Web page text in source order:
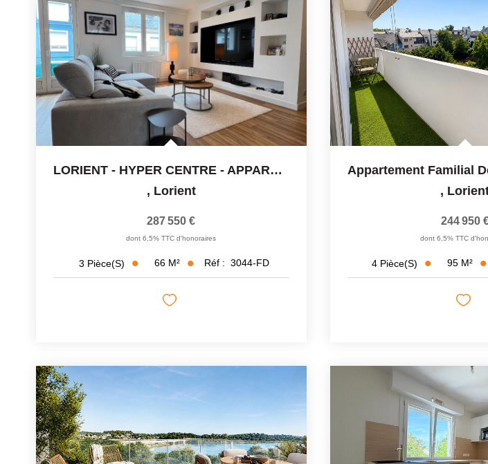
LORIENT - HYPER CENTRE - APPARTEMENT T3
, Lorient
287 550 €
dont 6,5% TTC d'honoraires
3 Pièce(s) 66 M² Réf : 3044-FD
,
244 950
dont 6,5% TTC
4 Pièce(s) 95 M²